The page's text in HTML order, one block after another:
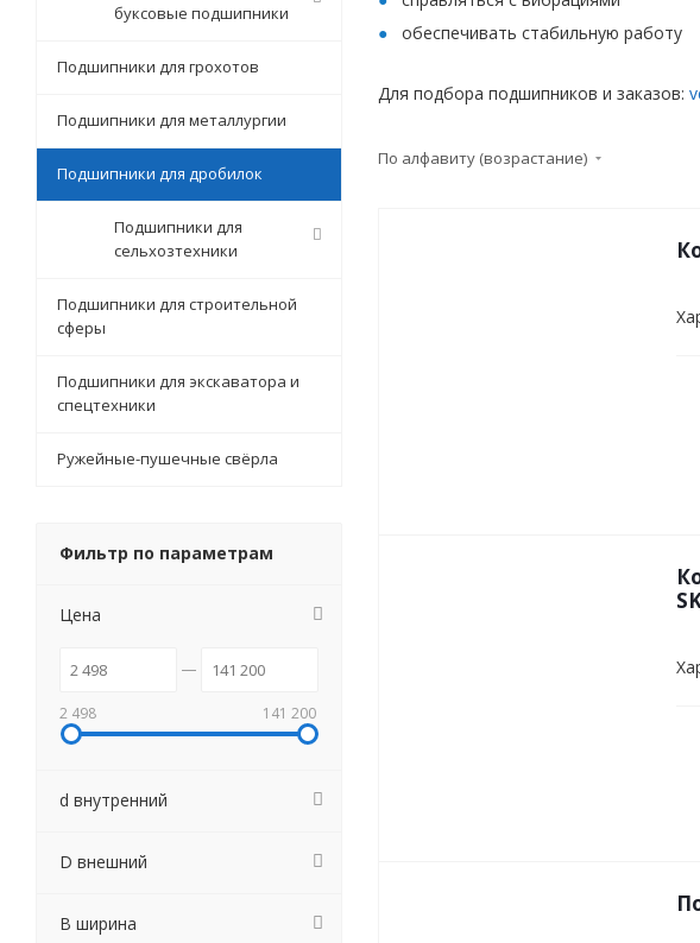
обеспечивать стабильную работу
Для подбора подшипников и заказов:
По алфавиту (возрастание)
буксовые подшипники
Подшипники для грохотов
Подшипники для металлургии
Подшипники для дробилок
Подшипники для
сельхозтехники
Подшипники для строительной
сферы
Подшипники для экскаватора и
спецтехники
Ружейные-пушечные свёрла
Фильтр по параметрам
Цена
2 498 141 200
d внутренний
D внешний
B ширина